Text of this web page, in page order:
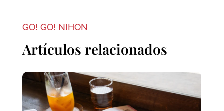
GO! GO! NIHON
Artículos relacionados